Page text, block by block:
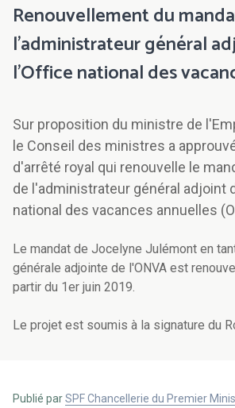
Renouvellement du
l'administrateur général
l'Office national des
Sur proposition du ministre de
le Conseil des ministres a
d'arrêté royal qui renouvelle le
de l'administrateur général adjoint
national des vacances annuelles
Le mandat de Jocelyne Julémont en
générale adjointe de l'ONVA est
partir du 1er juin 2019.
Le projet est soumis à la signature du
Publié parSPF Chancellerie du Premier